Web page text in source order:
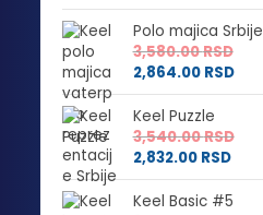
Polo majica Srbije
3,580.00RSD
2,864.00 RSD
Keel Puzzle
3,540.00RSD
2,832.00 RSD
Keel Basic #5